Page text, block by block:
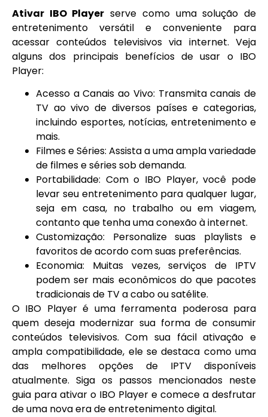
Ativar IBO Player serve como uma solução de
entretenimento versátil e conveniente para
acessar conteúdos televisivos via internet. Veja
alguns dos principais benefícios de usar o IBO
Player:
Acesso a Canais ao Vivo: Transmita canais de
TV ao vivo de diversos países e categorias,
incluindo esportes, notícias, entretenimento e
mais.
Filmes e Séries: Assista a uma ampla variedade
de filmes e séries sob demanda.
Portabilidade: Com o IBO Player, você pode
levar seu entretenimento para qualquer lugar,
seja em casa, no trabalho ou em viagem,
contanto que tenha uma conexão à internet.
Customização: Personalize suas playlists e
favoritos de acordo com suas preferências.
Economia: Muitas vezes, serviços de IPTV
podem ser mais econômicos do que pacotes
tradicionais de TV a cabo ou satélite.
O IBO Player é uma ferramenta poderosa para
quem deseja modernizar sua forma de consumir
conteúdos televisivos. Com sua fácil ativação e
ampla compatibilidade, ele se destaca como uma
das melhores opções de IPTV disponíveis
atualmente. Siga os passos mencionados neste
guia para ativar o IBO Player e comece a desfrutar
de uma nova era de entretenimento digital.